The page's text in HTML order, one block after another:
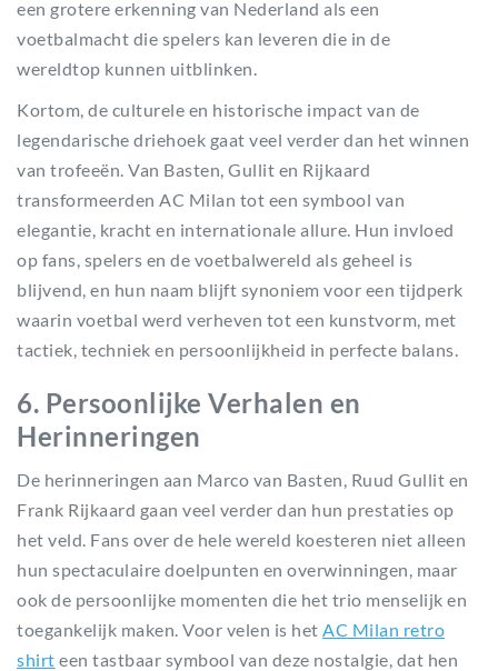
een grotere erkenning van Nederland als een
voetbalmacht die spelers kan leveren die in de
wereldtop kunnen uitblinken.
Kortom, de culturele en historische impact van de
legendarische driehoek gaat veel verder dan het winnen
van trofeeën. Van Basten, Gullit en Rijkaard
transformeerden AC Milan tot een symbool van
elegantie, kracht en internationale allure. Hun invloed
op fans, spelers en de voetbalwereld als geheel is
blijvend, en hun naam blijft synoniem voor een tijdperk
waarin voetbal werd verheven tot een kunstvorm, met
tactiek, techniek en persoonlijkheid in perfecte balans.
6. Persoonlijke Verhalen en
Herinneringen
De herinneringen aan Marco van Basten, Ruud Gullit en
Frank Rijkaard gaan veel verder dan hun prestaties op
het veld. Fans over de hele wereld koesteren niet alleen
hun spectaculaire doelpunten en overwinningen, maar
ook de persoonlijke momenten die het trio menselijk en
toegankelijk maken. Voor velen is het AC Milan retro
shirt een tastbaar symbool van deze nostalgie, dat hen